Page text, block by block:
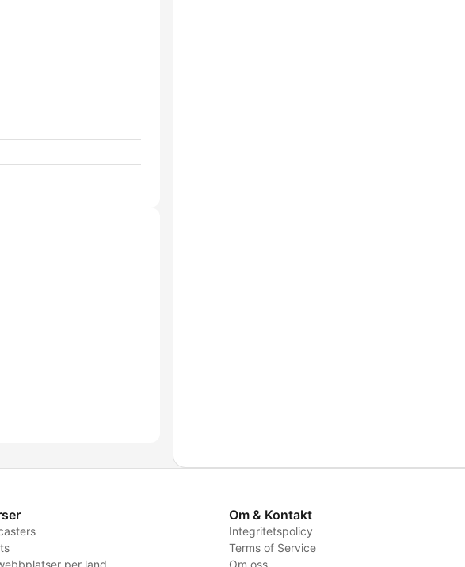
Om & Kontakt
Integritetspolicy
Terms of Service